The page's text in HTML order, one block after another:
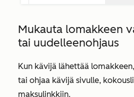
Mukauta lomakkeen
tai uudelleenohjaus
Kun kävijä lähettää
tai ohjaa kävijä sivulle,
maksulinkkiin.